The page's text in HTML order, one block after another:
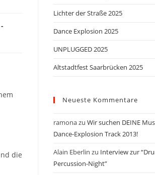
die
Lichter der Straße 2025
Dance Explosion 2025
UNPLUGGED 2025
Altstadtfest Saarbrücken 2025
Neueste Kommentare
ramonazu Wir suchen DEINE
Dance-Explosion Track 2013!
Alain Eberlin zu Interview zur
Percussion-Night”